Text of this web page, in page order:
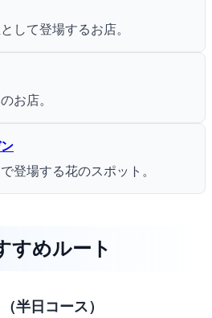
して登場するお店。
お店。
登場する花のスポット。
すめルート
半日コース）